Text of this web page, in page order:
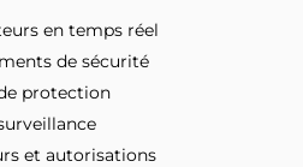
en temps réel
de sécurité
protection
et autorisations